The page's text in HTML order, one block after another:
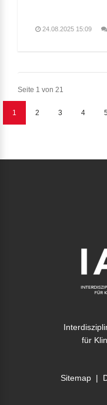
24.08.2025 15:09
Seite 1 von 21
1 2 3 4 5
für
Sitemap |